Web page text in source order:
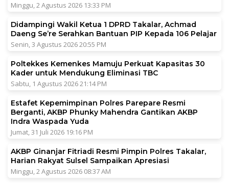
Minggu, 2 Agustus 2026 13:33 PM
Didampingi Wakil Ketua 1 DPRD Takalar, Achmad
Daeng Se’re Serahkan Bantuan PIP Kepada 106 Pelajar
Senin, 3 Agustus 2026 20:55 PM
Poltekkes Kemenkes Mamuju Perkuat Kapasitas 30
Kader untuk Mendukung Eliminasi TBC
Sabtu, 1 Agustus 2026 21:14 PM
Estafet Kepemimpinan Polres Parepare Resmi
Berganti, AKBP Phunky Mahendra Gantikan AKBP
Indra Waspada Yuda
Jumat, 31 Juli 2026 19:16 PM
AKBP Ginanjar Fitriadi Resmi Pimpin Polres Takalar,
Harian Rakyat Sulsel Sampaikan Apresiasi
Minggu, 2 Agustus 2026 08:37 AM